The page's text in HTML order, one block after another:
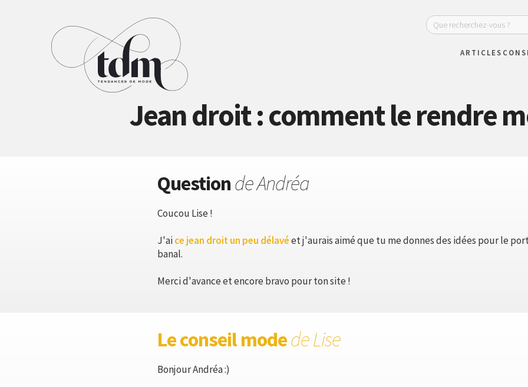
ARTICLES
Jean droit : comment le rendre
Questionde Andréa
Coucou Lise !
J'aice jean droit un peu délavéet j'aurais aimé que tu me donnes des idées pour le
banal.
Merci d'avance et encore bravo pour ton site !
Le conseil modede Lise
Bonjour Andréa :)